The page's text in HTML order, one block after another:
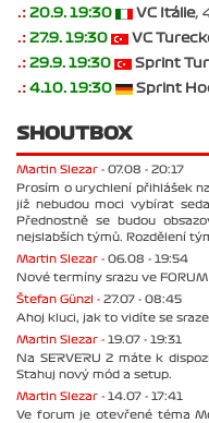
.: 20.9. 19:30 VC Itálie,
.: 27.9. 19:30 VC
.: 29.9. 19:30 Sprint
.: 4.10. 19:30 Sprint
SHOUTBOX
Martin Slezar - 07.08 - 20:17
Prosím o urychlení přihlášek
již nebudou moci vybírat
Přednostně se budou
nejslabších týmů. Rozdělení
Martin Slezar - 06.08 - 19:54
Nové termíny srazu ve
Štefan Günzl - 27.07 - 08:45
Ahoj kluci, jak to vidíte se
Martin Slezar - 19.07 - 19:31
Na SERVERU 2 máte k
Stahuj nový mód a setup.
Martin Slezar - 14.07 - 17:41
Ve forum je otevřené téma